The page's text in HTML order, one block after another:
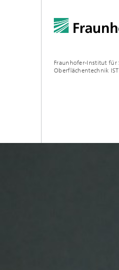
Fraunhofer-Institut für
Oberflächentechnik IST